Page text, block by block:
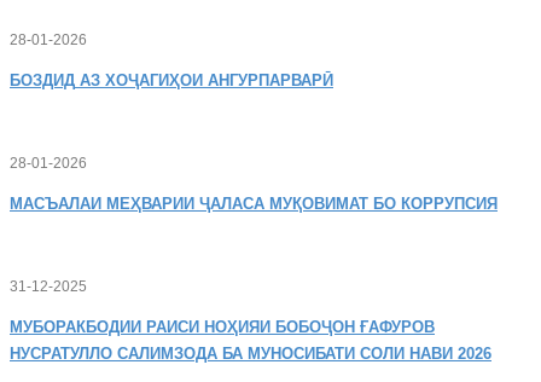
28-01-2026
БОЗДИД АЗ ХОҶАГИҲОИ АНГУРПАРВАРӢ
28-01-2026
МАСЪАЛАИ МЕҲВАРИИ ҶАЛАСА МУҚОВИМАТ БО КОРРУПСИЯ
31-12-2025
МУБОРАКБОДИИ РАИСИ НОҲИЯИ БОБОҶОН ҒАФУРОВ
НУСРАТУЛЛО САЛИМЗОДА БА МУНОСИБАТИ СОЛИ НАВИ 2026